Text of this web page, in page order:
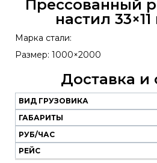
Прессованный
настил
Марка стали:
Размер: 1000×2000
Доставка и
Наш
транспорт
Вид
грузовика
Габариты
ВИД ГРУЗОВИКА
ГАБАРИТЫ
РУБ/ЧАС
РЕЙС